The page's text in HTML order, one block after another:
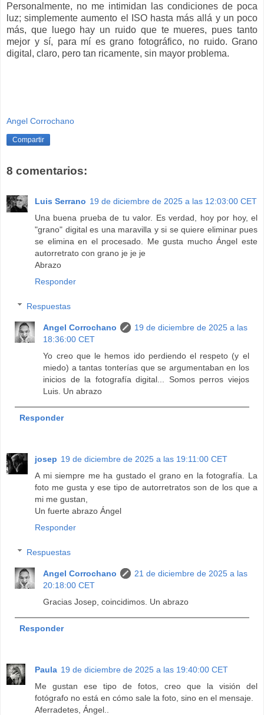
Personalmente, no me intimidan las condiciones de poca
luz; simplemente aumento el ISO hasta más allá y un poco
más, que luego hay un ruido que te mueres, pues tanto
mejor y sí, para mí es grano fotográfico, no ruido. Grano
digital, claro, pero tan ricamente, sin mayor problema.
Angel Corrochano
Compartir
8 comentarios:
Luis Serrano 19 de diciembre de 2025 a las 12:03:00 CET
Una buena prueba de tu valor. Es verdad, hoy por hoy, el
"grano" digital es una maravilla y si se quiere eliminar pues
se elimina en el procesado. Me gusta mucho Ángel este
autorretrato con grano je je je
Abrazo
Responder
Respuestas
Angel Corrochano
19 de diciembre de 2025 a las
18:36:00 CET
Yo creo que le hemos ido perdiendo el respeto (y el
miedo) a tantas tonterías que se argumentaban en los
inicios de la fotografía digital... Somos perros viejos
Luis. Un abrazo
Responder
josep 19 de diciembre de 2025 a las 19:11:00 CET
A mi siempre me ha gustado el grano en la fotografía. La
foto me gusta y ese tipo de autorretratos son de los que a
mi me gustan,
Un fuerte abrazo Ángel
Responder
Respuestas
Angel Corrochano
21 de diciembre de 2025 a las
20:18:00 CET
Gracias Josep, coincidimos. Un abrazo
Responder
Paula 19 de diciembre de 2025 a las 19:40:00 CET
Me gustan ese tipo de fotos, creo que la visión del
fotógrafo no está en cómo sale la foto, sino en el mensaje.
Aferradetes, Ángel..